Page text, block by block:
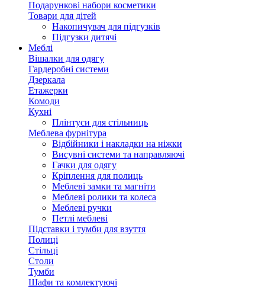
Подарункові набори косметики
Товари для дітей
Накопичувач для підгузків
Підгузки дитячі
Меблі
Вішалки для одягу
Гардеробні системи
Дзеркала
Етажерки
Комоди
Кухні
Плінтуси для стільниць
Меблева фурнітура
Відбійники і накладки на ніжки
Висувні системи та направляючі
Гачки для одягу
Кріплення для полиць
Меблеві замки та магніти
Меблеві ролики та колеса
Меблеві ручки
Петлі меблеві
Підставки і тумби для взуття
Полиці
Стільці
Столи
Тумби
Шафи та комлектуючі